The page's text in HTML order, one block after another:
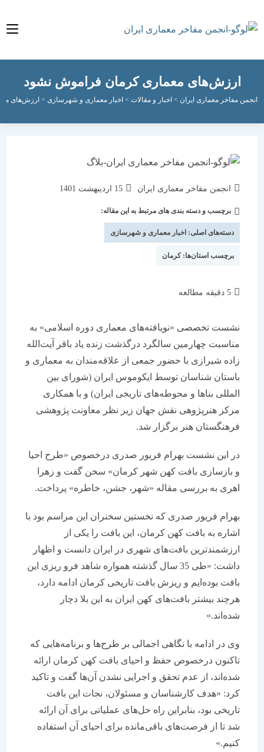
ارزش‌های معماری کرمان فراموش نشود
مفاخر معماری ایران > اخبار و مقالات>اخبار معماری و شهرسازی>ارزش‌های معماری
انجمن مفاخر معماری ایران
نوشته
شده
است:
15 اردیبهشت 1401
برچسب و دسته بندی های مرتبط به این مقاله:
دسته‌های اصلی:اخبار معماری و شهرسازی
برچسب استان‌ها:کرمان
نشست تخصصی «نویافته‌های معماری دوره اسلامی» به
مناسبت چهارمین سالگرد درگذشت زنده یاد باقر آیت‌الله
زاده شیرازی با حضور جمعی از علاقه‌مندان به معماری و
باستان شناسان توسط ایکوموس ایران (شورای بین
المللی بناها و محوطه‌های تاریخی ایران) و با همکاری
مرکز هنرپژوهی نقش جهان زیر نظر معاونت پژوهشی
فرهنگستان هنر برگزار ‌شد.
در این نشست بهرام فریور صدری درخصوص «طرح احیا
و بازسازی بافت کهن شهر کرمان» سخن گفت و زهرا
اهری به بررسی مقاله «شهر، جشن، خاطره» پرداخت.
بهرام فریور صدری که نخستین سخنران این مراسم بود با
اشاره به بافت کهن کرمان، این بافت را یکی از
ارزشمندترین بافت‌های شهری در ایران دانست و اظهار
داشت: «طی 35 سال گذشته همواره شاهد فرو ریزی این
بافت بوده‌ایم و ریزش بافت تاریخی کرمان ادامه دارد،
هرچند بیشتر بافت‌های کهن ایران به این بلا دچار
شده‌اند.»
وی در ادامه با نگاهی اجمالی بر طرح‌ها و برنامه‌هایی که
تاکنون درخصوص حفظ و احیای بافت کهن کرمان ارائه
شده‌اند، از عدم تحقق و اجرایی نشدن آن‌ها گفت و تاکید
کرد: «هدف کارشناسان و مسئولان، نجات این بافت
تاریخی بود، بنابراین راه حل‌های عملیاتی برای آن ارائه
‌شد تا از فرصت‌های باقی‌مانده برای احیای آن استفاده
کنیم.»